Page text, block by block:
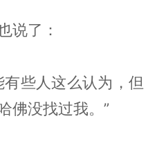
说了：
些人这么认为，但
佛没找过我。”